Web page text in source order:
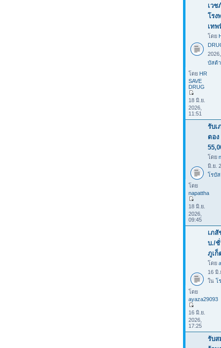
เว
โรง
เท
โดย
บัสต้า
โดย HR
SAVE
DRUG
18 มิ.ย.
2026,
11:51
รับเ
ตอง
โดย
มิ.ย.
โรบั
โดย
napattha
18 มิ.ย.
2026,
09:45
เภสั
บ./ชั่
ภูเก็
โดย
16 มิ.
ใน โ
โดย
ayaza29093
16 มิ.ย.
2026,
17:25
รับส